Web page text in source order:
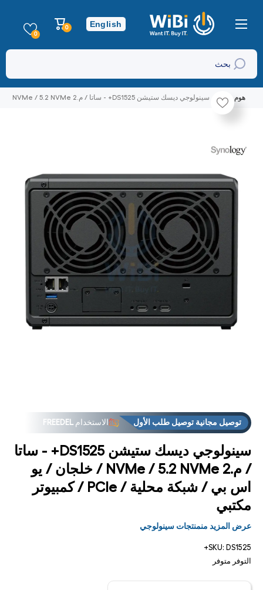
تخطي إلى المحتوى
English
عربة
التسوق
0
عناصر
0
بحث
هوم سينولوجي ديسك ستيشن DS1525+ - ساتا / م.2 NVMe / 5.2 NVMe
/ خلجان / يو اس بي / شبكة محلية / PCIe / كمبيوتر مكتبي
توصيل مجانية توصيل طلب الأول الاستخدام FREEDEL
سينولوجي ديسك ستيشن DS1525+ - ساتا
/ م.2 NVMe / 5.2 NVMe / خلجان / يو
اس بي / شبكة محلية / PCIe / كمبيوتر
مكتبي
عرض المزيد منمنتجات سينولوجي
SKU: DS1525+
التوفر
متوفر